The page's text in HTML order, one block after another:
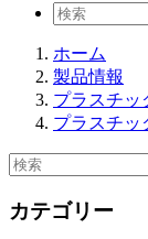
ホーム
製品情報
プラスチッ
プラスチッ
カテゴリー